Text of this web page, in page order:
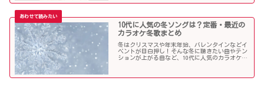
10代に人気の冬ソングは？定番・最近の
カラオケ冬歌まとめ
冬はクリスマスや年末年始、バレンタインなどイ
ベントが目白押し！そんな冬に聴きたい曲やテン
ションが上がる曲など、10代に人気のカラオケソ